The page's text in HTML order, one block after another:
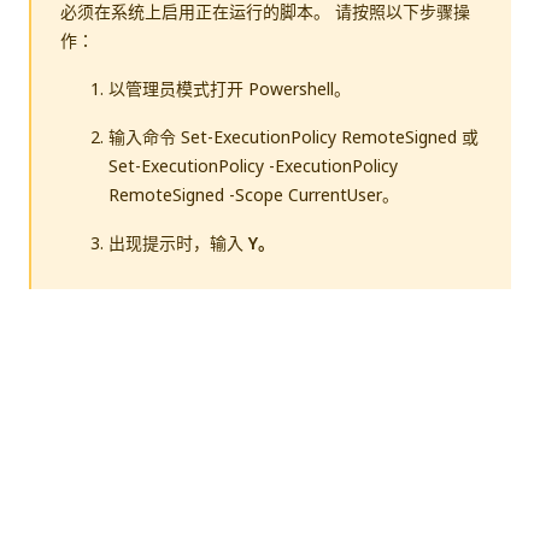
必须在系统上启用正在运行的脚本。 请按照以下步骤操
作：
以管理员模式打开 Powershell。
输入命令Set-ExecutionPolicy RemoteSigned 或
Set-ExecutionPolicy -ExecutionPolicy
RemoteSigned -Scope CurrentUser。
出现提示时，输入 Y。